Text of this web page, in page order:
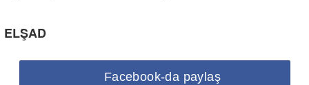
ELŞAD
Facebook-da paylaş